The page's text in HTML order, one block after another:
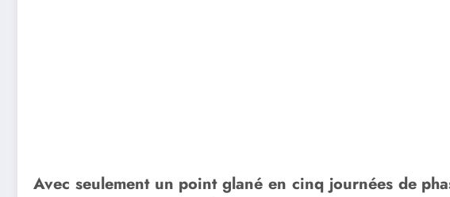
Avec seulement un point glané en cinq journées de